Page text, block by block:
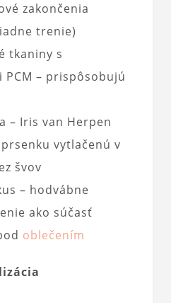
zakončenia
trenie)
tkaniny s
– prispôsobujú
– Iris van Herpen
vytlačenú v
švov
– hodvábne
ako súčasť
oblečením